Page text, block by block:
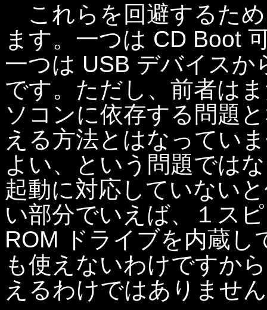
これらを回避するた
ます。一つは CD Boot
一つは USB デバイスか
です。ただし、前者は
ソコンに依存する問題
える方法とはなってい
よい、という問題では
起動に対応していない
い部分でいえば、１ス
ROM ドライブを内蔵し
も使えないわけですか
えるわけではありませ